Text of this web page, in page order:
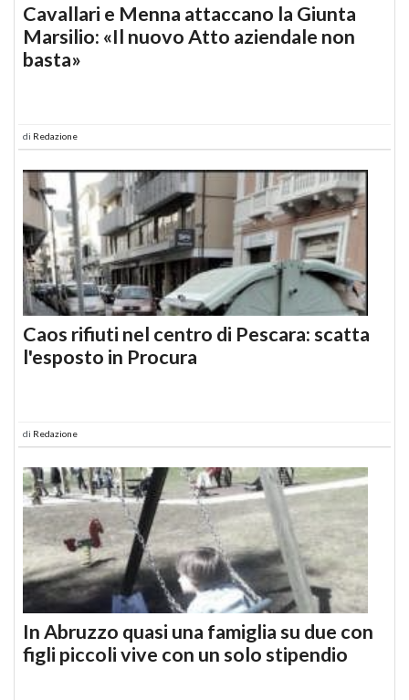
Cavallari e Menna attaccano la Giunta
Marsilio: «Il nuovo Atto aziendale non
basta»
di Redazione
Caos rifiuti nel centro di Pescara: scatta
l'esposto in Procura
di Redazione
In Abruzzo quasi una famiglia su due con
figli piccoli vive con un solo stipendio